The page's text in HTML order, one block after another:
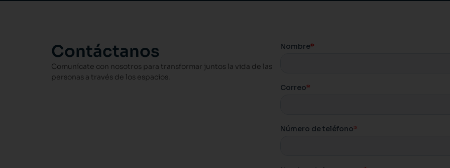
Contáctanos
Comunícate con nosotros para transformar juntos la vida de las
personas a través de los espacios.